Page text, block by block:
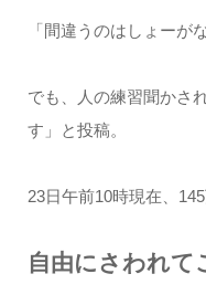
「間違うのはしょーが
でも、人の練習聞かさ
す」と投稿。
23日午前10時現在、
自由にさわれ